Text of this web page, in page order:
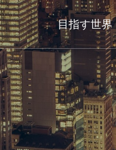
目指す世界